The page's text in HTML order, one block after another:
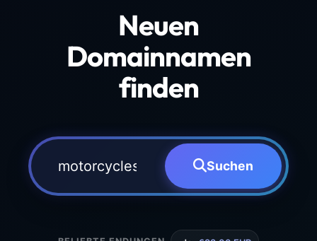
Neuen
Domainnamen
finden
Suchen